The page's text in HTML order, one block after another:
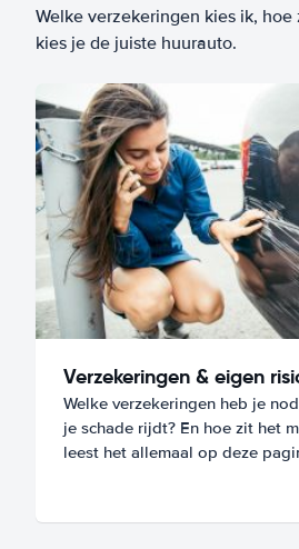
Welke verzekeringen kies ik,
kies je de juiste huurauto.
Verzekeringen & eigen
Welke verzekeringen heb je
je schade rijdt? En hoe zit het
leest het allemaal op deze